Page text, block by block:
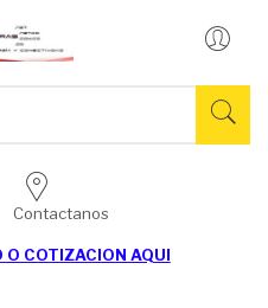
Contactanos
O COTIZACION AQUI